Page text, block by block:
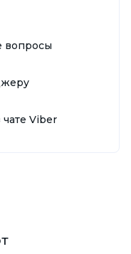
вопросы
Viber